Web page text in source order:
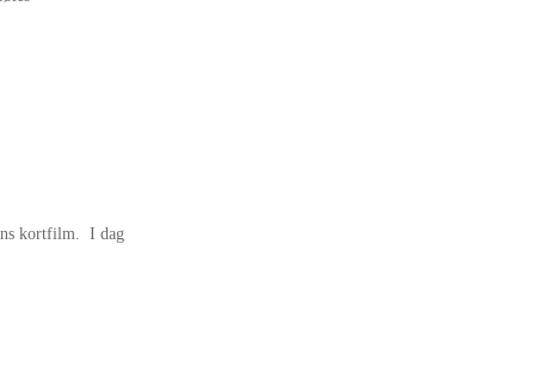
kortfilm. I dag